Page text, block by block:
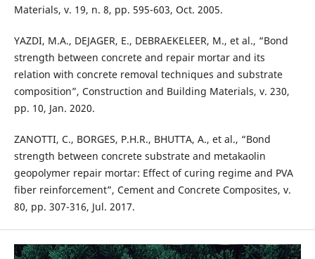
Materials, v. 19, n. 8, pp. 595-603, Oct. 2005.
YAZDI, M.A., DEJAGER, E., DEBRAEKELEER, M., et al., “Bond
strength between concrete and repair mortar and its
relation with concrete removal techniques and substrate
composition”, Construction and Building Materials, v. 230,
pp. 10, Jan. 2020.
ZANOTTI, C., BORGES, P.H.R., BHUTTA, A., et al., “Bond
strength between concrete substrate and metakaolin
geopolymer repair mortar: Effect of curing regime and PVA
fiber reinforcement”, Cement and Concrete Composites, v.
80, pp. 307-316, Jul. 2017.